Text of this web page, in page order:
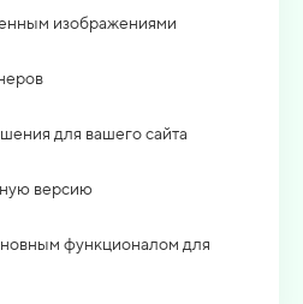
изображениями
для вашего сайта
версию
функционалом для